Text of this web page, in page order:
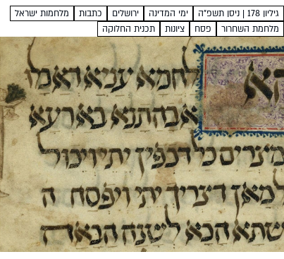
למדינה, הגיעו מתיישבי הפרוזדור לבירה וצעדו בתהלוכה
חגיגית עם תושבי ירושלים....
גיליון 178 | ניסן תשפ"ה ימי המדינה ירושלים כתבות
מלחמות ישראל
מלחמת השחרור
פסח ציונות תכנית החלוקה